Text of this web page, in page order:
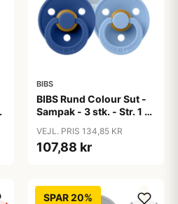
BIBS
BIBS Rund Colour Sut -
Sampak - 3 stk. - Str. 1 -
VEJL. PRIS 134,85 KR
107,88 kr
SPAR 20%